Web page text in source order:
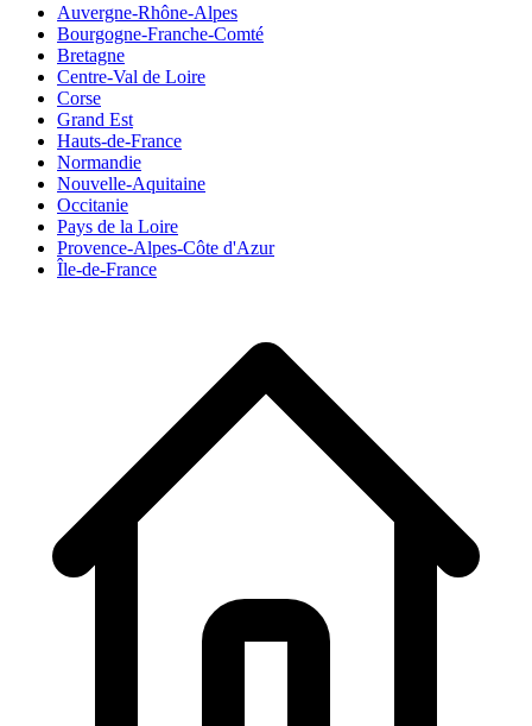
Auvergne-Rhône-Alpes
Bourgogne-Franche-Comté
Bretagne
Centre-Val de Loire
Corse
Grand Est
Hauts-de-France
Normandie
Nouvelle-Aquitaine
Occitanie
Pays de la Loire
Provence-Alpes-Côte d'Azur
Île-de-France